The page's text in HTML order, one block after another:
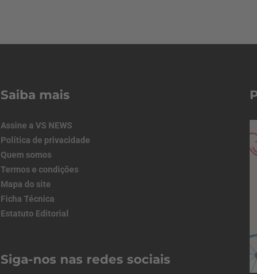
Saiba mais
Assine a VS NEWS
Política de privacidade
Quem somos
Termos e condições
Mapa do site
Ficha Técnica
Estatuto Editorial
Siga-nos nas redes sociais